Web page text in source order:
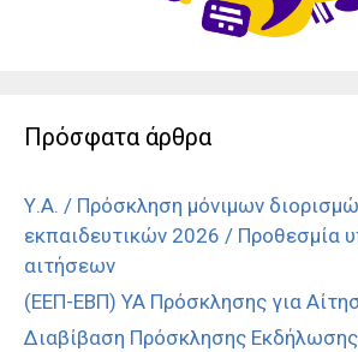
Πρόσφατα άρθρα
Υ.Α. / Πρόσκληση μόνιμων
εκπαιδευτικών 2026 / Προθεσμία
αιτήσεων
(ΕΕΠ-ΕΒΠ) ΥΑ Πρόσκλησης για
Διαβίβαση Πρόσκλησης